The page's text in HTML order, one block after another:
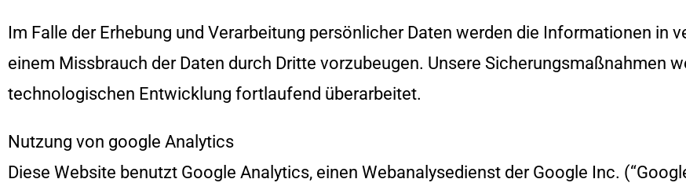
Im Falle der Erhebung und Verarbeitung persönlicher Daten werden die Informationen in
einem Missbrauch der Daten durch Dritte vorzubeugen. Unsere Sicherungsmaßnahmen
technologischen Entwicklung fortlaufend überarbeitet.
Nutzung von google Analytics
Diese Website benutzt Google Analytics, einen Webanalysedienst der Google Inc.